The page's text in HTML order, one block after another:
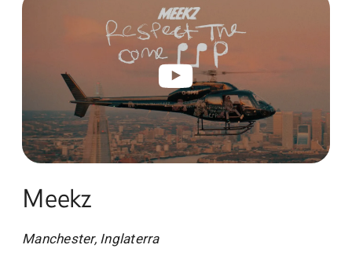
Meekz
Manchester, Inglaterra